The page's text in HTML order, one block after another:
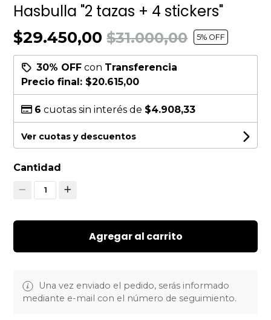
Hasbulla "2 tazas + 4 stickers"
$29.450,00$31.000,00 5% OFF
30% OFF con Transferencia
Precio final: $20.615,00
6 cuotas sin interés de $4.908,33
Ver cuotas y descuentos
Cantidad
1
Agregar al carrito
Una vez enviado el pedido, serás informado
mediante e-mail con el número de seguimiento.